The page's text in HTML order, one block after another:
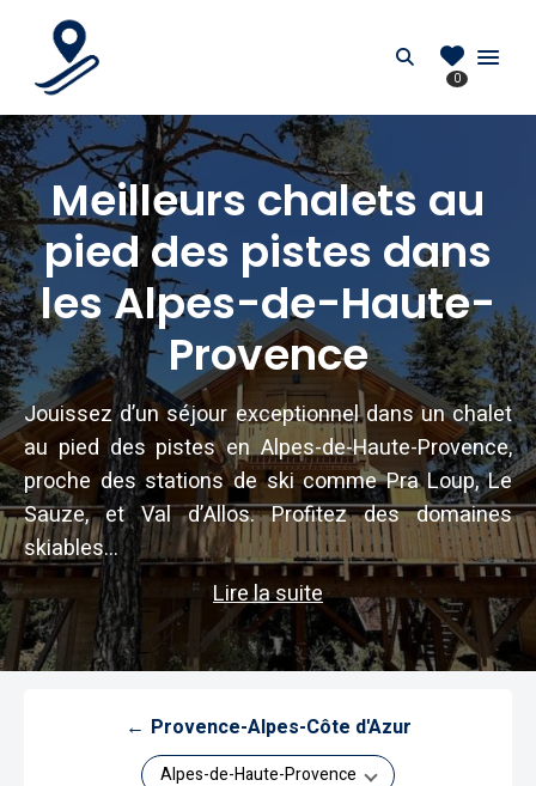
Search
0
Meilleurs chalets au
pied des pistes dans
les Alpes-de-Haute-
Provence
Jouissez d’un séjour exceptionnel dans un chalet
au pied des pistes en Alpes-de-Haute-Provence,
proche des stations de ski comme Pra Loup, Le
Sauze, et Val d’Allos. Profitez des domaines
skiables...
Lire la suite
← Provence-Alpes-Côte d'Azur
Alpes-de-Haute-Provence